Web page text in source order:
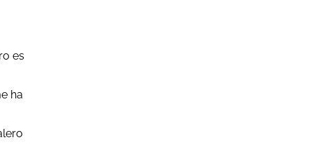
es
ha